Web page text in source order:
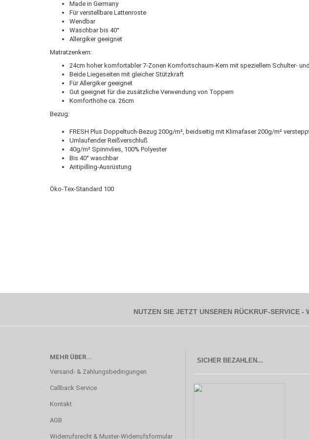
Made in Germany
Für verstellbare Lattenroste
Wendbar
Waschbar bis 40°
Allergiker geeignet
Matratzenkern:
24cm hoher komfortabler 7-Zonen Komfortschaum-Kern mit speziellem Schulter-
Beide Liegeseiten mit gleicher Stützkraft
Für Allergiker geeignet
Gut geeignet für die zusätzliche Verwendung von Toppern
Komforthöhe ca. 26cm
Bezug:
FRESH Plus Doppeltuch-Bezug 200g/m², beidseitig mit Klimafaser 200g/m²
Umlaufender Reißverschluß
40g/m² Spinnvlies, 100% Polyester
Bis 40° waschbar
Antipilling-Ausrüstung
Öko-Tex-Standard 100
NUTZEN SIE JETZT UNSEREN RÜCKRUF-SERVICE
MEHR ÜBER...
Versand- & Zahlungsbedingungen
Callback Service
Kontakt
AGB
Widerrufsrecht & Muster-Widerrufsformular
SICHER BEZAHLEN...